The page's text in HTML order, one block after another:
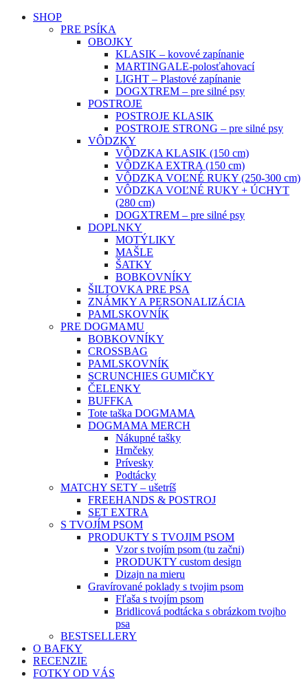
SHOP
PRE PSÍKA
OBOJKY
KLASIK – kovové zapínanie
MARTINGALE-polosťahovací
LIGHT – Plastové zapínanie
DOGXTREM – pre silné psy
POSTROJE
POSTROJE KLASIK
POSTROJE STRONG – pre silné psy
VÔDZKY
VÔDZKA KLASIK (150 cm)
VÔDZKA EXTRA (150 cm)
VÔDZKA VOĽNÉ RUKY (250-300 cm)
VÔDZKA VOĽNÉ RUKY + ÚCHYT
(280 cm)
DOGXTREM – pre silné psy
DOPLNKY
MOTÝLIKY
MAŠLE
ŠATKY
BOBKOVNÍKY
ŠILTOVKA PRE PSA
ZNÁMKY A PERSONALIZÁCIA
PAMLSKOVNÍK
PRE DOGMAMU
BOBKOVNÍKY
CROSSBAG
PAMLSKOVNÍK
SCRUNCHIES GUMIČKY
ČELENKY
BUFFKA
Tote taška DOGMAMA
DOGMAMA MERCH
Nákupné tašky
Hrnčeky
Prívesky
Podtácky
MATCHY SETY – ušetríš
FREEHANDS & POSTROJ
SET EXTRA
S TVOJÍM PSOM
PRODUKTY S TVOJIM PSOM
Vzor s tvojím psom (tu začni)
PRODUKTY custom design
Dizajn na mieru
Gravírované poklady s tvojim psom
Fľaša s tvojím psom
Bridlicová podtácka s obrázkom tvojho
psa
BESTSELLERY
O BAFKY
RECENZIE
FOTKY OD VÁS